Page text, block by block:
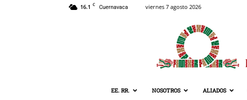
16.1 C Cuernavaca viernes 7 agosto 2026
EE. RR. NOSOTROS ALIADOS